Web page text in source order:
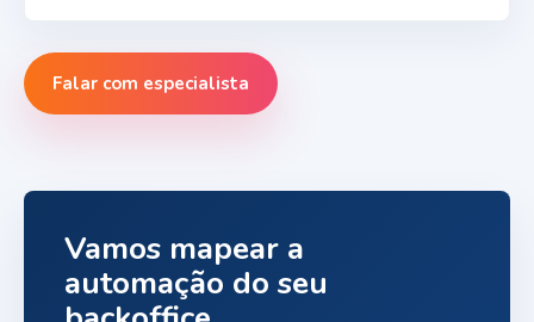
Falar com especialista
Vamos mapear a
automação do seu